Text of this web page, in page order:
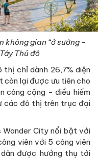
không gian “ở sướng -
Thủ đô
thị chỉ dành 26,7% diện
còn lại được ưu tiên cho
công cộng - điều hiếm
các đô thị trên trục đại
Wonder City nổi bật với
viên với 5 công viên
được hưởng thụ tới